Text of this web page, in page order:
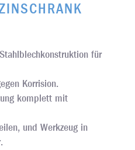
für
Korrision.
komplett mit
und Werkzeug in